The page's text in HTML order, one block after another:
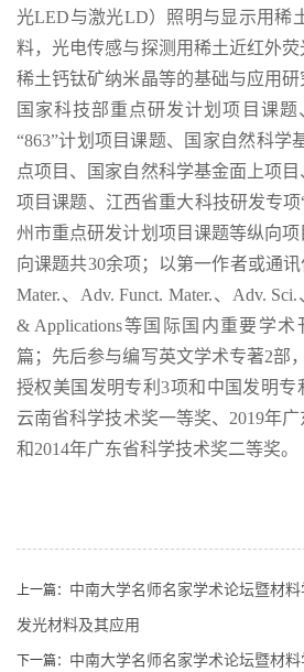
光LED与激光LD）照明与显示用稀
料，光电传感与探测用稀土近红外
稀土钙钛矿纳米晶等的基础与应用
国家科技部重点研发计划项目课题
“863”计划项目课题、国家自然科学
点项目、国家自然科学基金面上项
项目课题、江西省重大科技研发专
州市重点研发计划项目课题等纵向
向课题共30余项；以第一作者或通
Mater.、 Adv. Funct. Mater.、 Adv. Sci.
& Applications等国际国内重要学术
篇；先后参与编写英文学术专著2部
授权美国发明专利3项和中国发明专
云南省科学技术奖一等奖、 2019年广
和2014年广东省科学技术奖二等奖。
上一篇： 中南大学名师名家学术论坛暨材
发光材料及其应用
下一篇： 中南大学名师名家学术论坛暨材